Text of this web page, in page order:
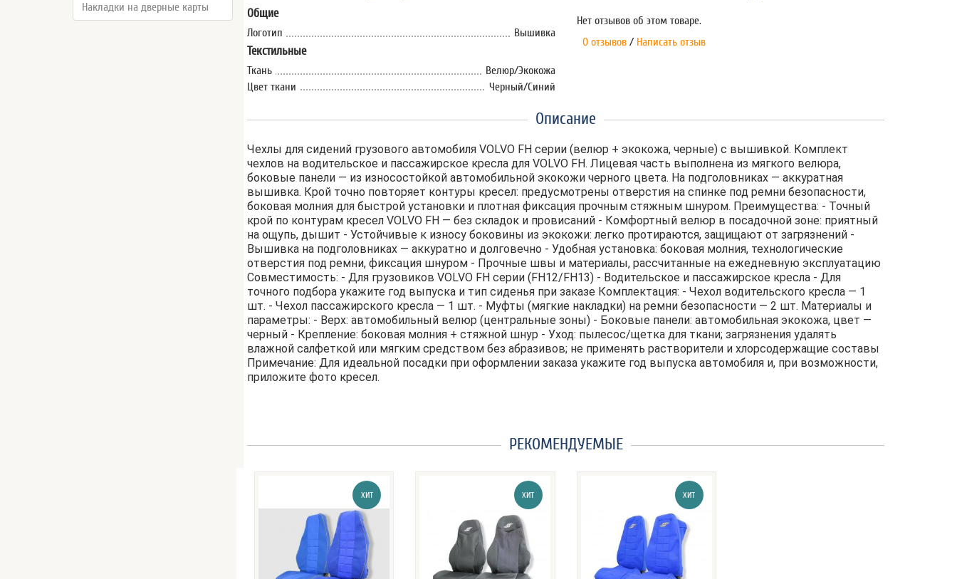
Накладки на дверные карты Общие
Логотип Вышивка
Текстильные
Ткань
Велюр/Экокожа
Цвет ткани
Черный/Синий
Нет отзывов об этом товаре.
0 отзывов / Написать отзыв
Описание
Чехлы для сидений грузового автомобиля VOLVO FH серии (велюр + экокожа, черные) с вышивкой. Комплект
чехлов на водительское и пассажирское кресла для VOLVO FH. Лицевая часть выполнена из мягкого велюра,
боковые панели — из износостойкой автомобильной экокожи черного цвета. На подголовниках — аккуратная
вышивка. Крой точно повторяет контуры кресел: предусмотрены отверстия на спинке под ремни безопасности,
боковая молния для быстрой установки и плотная фиксация прочным стяжным шнуром. Преимущества: - Точный
крой по контурам кресел VOLVO FH — без складок и провисаний - Комфортный велюр в посадочной зоне: приятный
на ощупь, дышит - Устойчивые к износу боковины из экокожи: легко протираются, защищают от загрязнений -
Вышивка на подголовниках — аккуратно и долговечно - Удобная установка: боковая молния, технологические
отверстия под ремни, фиксация шнуром - Прочные швы и материалы, рассчитанные на ежедневную эксплуатацию
Совместимость: - Для грузовиков VOLVO FH серии (FH12/FH13) - Водительское и пассажирское кресла - Для
точного подбора укажите год выпуска и тип сиденья при заказе Комплектация: - Чехол водительского кресла — 1
шт. - Чехол пассажирского кресла — 1 шт. - Муфты (мягкие накладки) на ремни безопасности — 2 шт. Материалы и
параметры: - Верх: автомобильный велюр (центральные зоны) - Боковые панели: автомобильная экокожа, цвет —
черный - Крепление: боковая молния + стяжной шнур - Уход: пылесос/щетка для ткани; загрязнения удалять
влажной салфеткой или мягким средством без абразивов; не применять растворители и хлорсодержащие составы
Примечание: Для идеальной посадки при оформлении заказа укажите год выпуска автомобиля и, при возможности,
приложите фото кресел.
РЕКОМЕНДУЕМЫЕ
ХИТ ХИТ ХИТ